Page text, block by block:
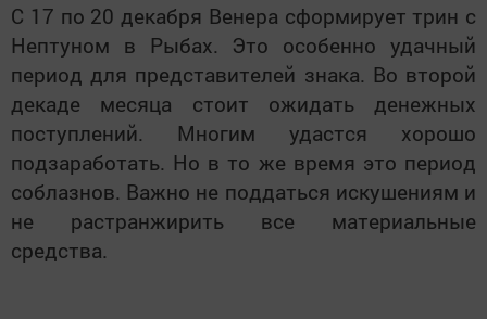
С 17 по 20 декабря Венера сформирует трин с
Нептуном в Рыбах. Это особенно удачный
период для представителей знака. Во второй
декаде месяца стоит ожидать денежных
поступлений. Многим удастся хорошо
подзаработать. Но в то же время это период
соблазнов. Важно не поддаться искушениям и
не растранжирить все материальные
средства.